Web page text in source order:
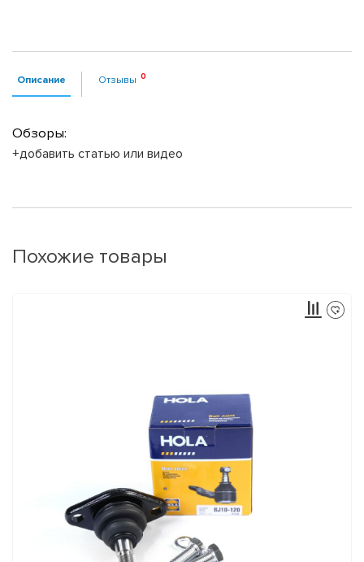
Описание Отзывы
Обзоры:
+добавить статью или видео
Похожие товары